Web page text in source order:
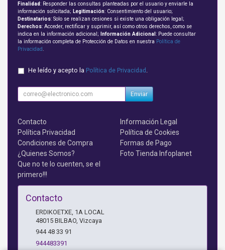
Finalidad: Responder las consultas planteadas por el usuario y enviarle la
información solicitada; Legitimación: Consentimiento del usuario;
Destinatarios: Solo se realizan cesiones si existe una obligación legal;
Derechos: Acceder, rectificar y suprimir, así como otros derechos, como se
indica en la información adicional;
Información Adicional : Puede consultar
la información completa de Protección de Datos en nuestra Política de
Privacidad
He leído y acepto la Política de Privacidad
Enviar
Contacto
Información Legal
Política Privacidad
Política de Cookies
Condiciones de Compra
Formas de Pago
¿Quienes Somos?
Foto Tienda Infoplanet
Que no te lo cuenten, se el
primero!!!
Contacto
ERDIKOETXE, 1A LOCAL
48015 BILBAO Vizcaya
944 48 33 91
944483391